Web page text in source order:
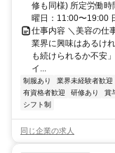
修も同様) 所定労働
曜日：11:00〜19:00
仕事内容 ＼美容の仕
業界に興味はあるけ
も続けられるか不安
イ...
制服あり 業界未経験者歓迎
有資格者歓迎
研修あり 賞
シフト制
同じ企業の求人